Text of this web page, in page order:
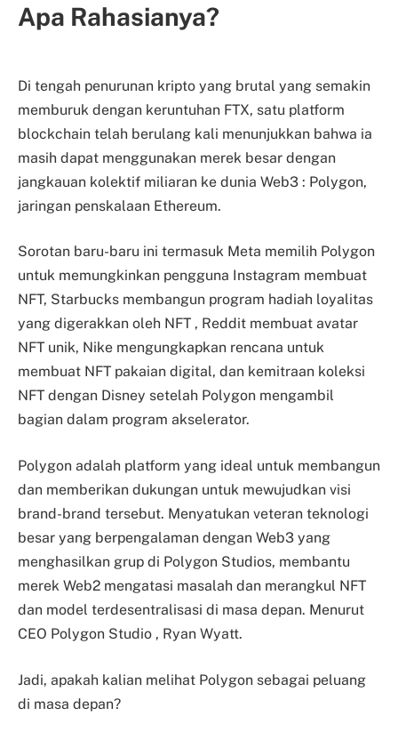
Apa Rahasianya?
Di tengah penurunan kripto yang brutal yang semakin
memburuk dengan keruntuhan FTX, satu platform
blockchain telah berulang kali menunjukkan bahwa ia
masih dapat menggunakan merek besar dengan
jangkauan kolektif miliaran ke dunia Web3 : Polygon,
jaringan penskalaan Ethereum.
Sorotan baru-baru ini termasuk Meta memilih Polygon
untuk memungkinkan pengguna Instagram membuat
NFT, Starbucks membangun program hadiah loyalitas
yang digerakkan oleh NFT , Reddit membuat avatar
NFT unik, Nike mengungkapkan rencana untuk
membuat NFT pakaian digital, dan kemitraan koleksi
NFT dengan Disney setelah Polygon mengambil
bagian dalam program akselerator.
Polygon adalah platform yang ideal untuk membangun
dan memberikan dukungan untuk mewujudkan visi
brand-brand tersebut. Menyatukan veteran teknologi
besar yang berpengalaman dengan Web3 yang
menghasilkan grup di Polygon Studios, membantu
merek Web2 mengatasi masalah dan merangkul NFT
dan model terdesentralisasi di masa depan. Menurut
CEO Polygon Studio , Ryan Wyatt.
Jadi, apakah kalian melihat Polygon sebagai peluang
di masa depan?